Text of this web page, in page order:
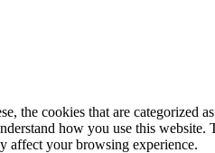
cookies that are categorized
how you use this
affect your browsing experience.